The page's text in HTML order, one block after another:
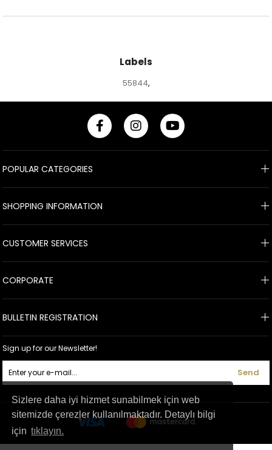
Sizlere daha iyi hizmet sunabilmek için web
sitemizde çerezler kullanılmaktadır. Detaylı bilgi
için tıklayın.
Labels
55844,
POPULAR CATEGORIES
SHOPPING INFORMATION
CUSTOMER SERVICES
CORPORATE
BULLETIN REGISTRATION
Sign up for our Newsletter!
Send